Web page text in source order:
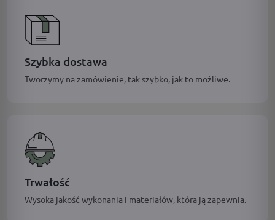
Szybka dostawa
Tworzymy na zamówienie, tak szybko, jak to możliwe.
Trwałość
Wysoka jakość wykonania i materiałów, która ją zapewnia.